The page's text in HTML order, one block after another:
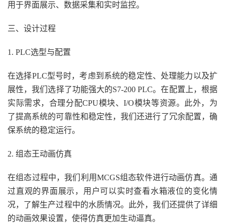
用于界面展示、数据采集和实时监控。
三、设计过程
1. PLC选型与配置
在选择PLC型号时，考虑到系统的稳定性、处理能力以及扩
展性，我们选择了功能强大的S7-200 PLC。在配置上，根据
实际需求，合理分配CPU模块、I/O模块等资源。此外，为
了提高系统的可靠性和稳定性，我们还进行了冗余配置，确
保系统的稳定运行。
2. 组态王动画仿真
在组态过程中，我们利用MCGS组态软件进行动画仿真。通
过直观的界面展示，用户可以实时查看水箱液位的变化情
况，了解生产过程中的水质情况。此外，我们还提供了详细
的动画效果设置，使得仿真更加生动逼真。